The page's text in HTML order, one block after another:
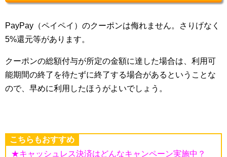
PayPay（ペイペイ）のクーポンは侮れません。さりげなく
5%還元等があります。
クーポンの総額付与が所定の金額に達した場合は、利用可
能期間の終了を待たずに終了する場合があるということな
ので、早めに利用したほうがよいでしょう。
こちらもおすすめ
★キャッシュレス決済はどんなキャンペーン実施中？